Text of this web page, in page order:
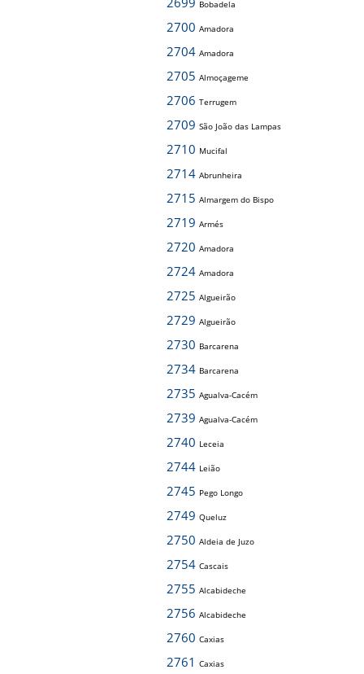
Bobadela
2700 Amadora
2704 Amadora
2705 Almoçageme
2706 Terrugem
2709 São João das Lampas
2710 Mucifal
2714 Abrunheira
2715 Almargem do Bispo
2719 Armés
2720 Amadora
2724 Amadora
2725 Algueirão
2729 Algueirão
2730 Barcarena
2734 Barcarena
2735 Agualva-Cacém
2739 Agualva-Cacém
2740 Leceia
2744 Leião
2745 Pego Longo
2749 Queluz
2750 Aldeia de Juzo
2754 Cascais
2755 Alcabideche
2756 Alcabideche
2760 Caxias
2761 Caxias